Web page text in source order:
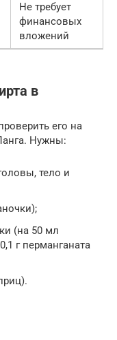
Не требует
финансовых
вложений
в
его на
Нужны:
тело и
(на 50 мл
г перманганата